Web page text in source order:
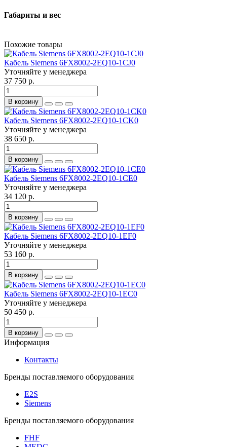
Габариты и вес
Похожие товары
Кабель Siemens 6FX8002-2EQ10-1CJ0
Уточняйте у менеджера
37 750 р.
В корзину
Кабель Siemens 6FX8002-2EQ10-1CK0
Уточняйте у менеджера
38 650 р.
В корзину
Кабель Siemens 6FX8002-2EQ10-1CE0
Уточняйте у менеджера
34 120 р.
В корзину
Кабель Siemens 6FX8002-2EQ10-1EF0
Уточняйте у менеджера
53 160 р.
В корзину
Кабель Siemens 6FX8002-2EQ10-1EC0
Уточняйте у менеджера
50 450 р.
В корзину
Информация
Контакты
Бренды поставляемого оборудования
E2S
Siemens
Бренды поставляемого оборудования
FHF